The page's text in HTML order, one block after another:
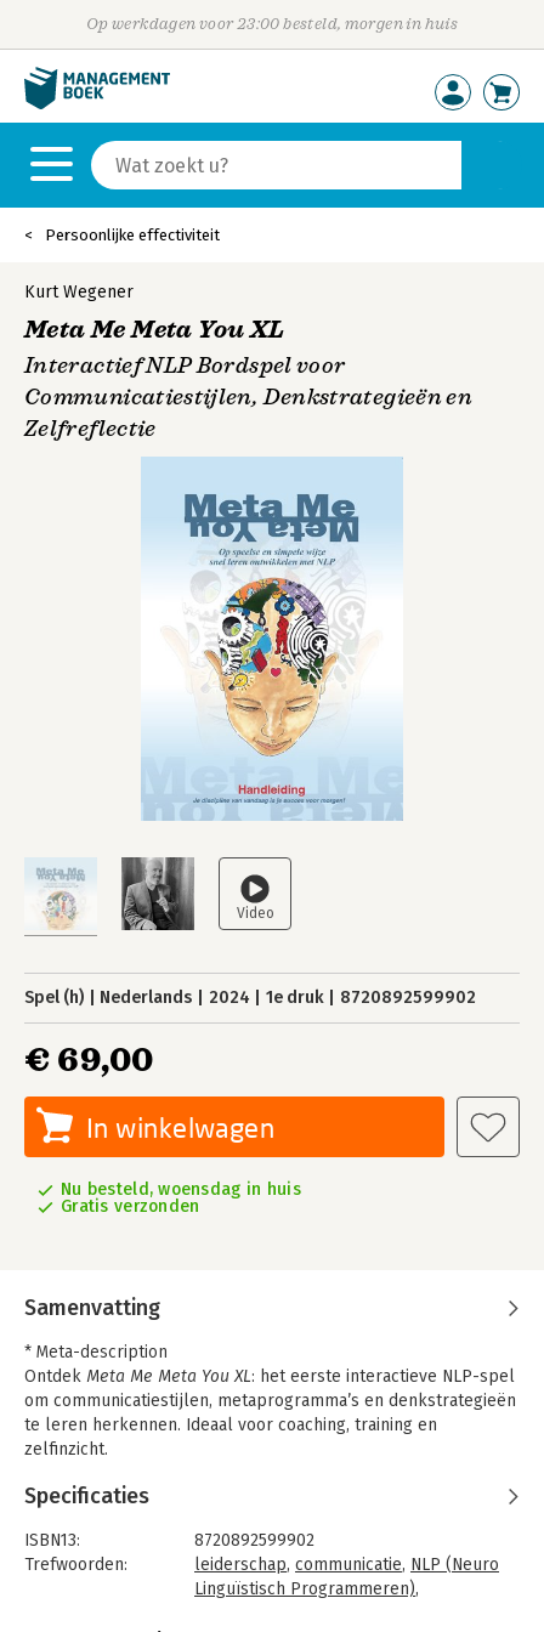
Op werkdagen voor 23:00 besteld, morgen in huis
Persoonlijke effectiviteit
Kurt Wegener
Meta Me Meta You XL
Interactief NLP Bordspel voor
Communicatiestijlen, Denkstrategieën en
Zelfreflectie
Spel (h) Nederlands 2024 1e druk 8720892599902
€ 69,00
In winkelwagen
Nu besteld, woensdag in huis
Gratis verzonden
Samenvatting
* Meta-description
Ontdek Meta Me Meta You XL: het eerste interactieve NLP-spel
om communicatiestijlen, metaprogramma’s en denkstrategieën
te leren herkennen. Ideaal voor coaching, training en
zelfinzicht.
* Introductie
Meta Me Meta You XL – NLP
denken en begrijpen
Meta Me Meta You XL
is een uniek bordspel gebaseerd op NLP
(Neuro-Linguïstisch Programmeren) en metaprogramma’s. Het
Specificaties
ISBN13:
8720892599902
Trefwoorden:
leiderschap, communicatie, NLP (Neuro
Linguïstisch Programmeren),